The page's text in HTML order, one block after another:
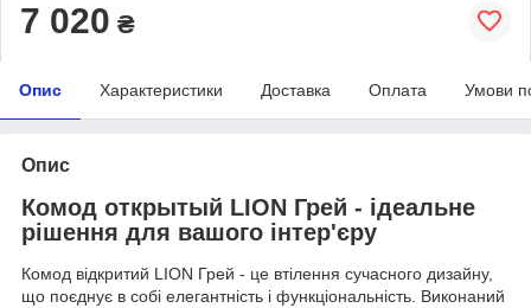
7 020 ₴
Опис Характеристики Доставка Оплата Умови
Опис
Комод открытый LION Грей - ідеальне
рішення для вашого інтер'єру
Комод відкритий LION Грей - це втілення сучасного дизайну,
що поєднує в собі елегантність і функціональність. Виконаний